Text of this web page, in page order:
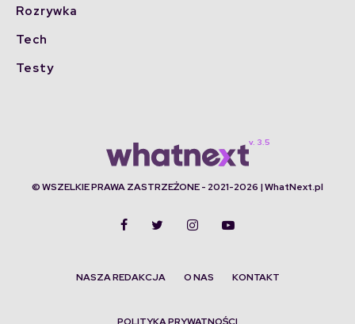
Rozrywka
Tech
Testy
© WSZELKIE PRAWA ZASTRZEŻONE - 2021-2026 | WhatNext.pl
NASZA REDAKCJA O NAS KONTAKT